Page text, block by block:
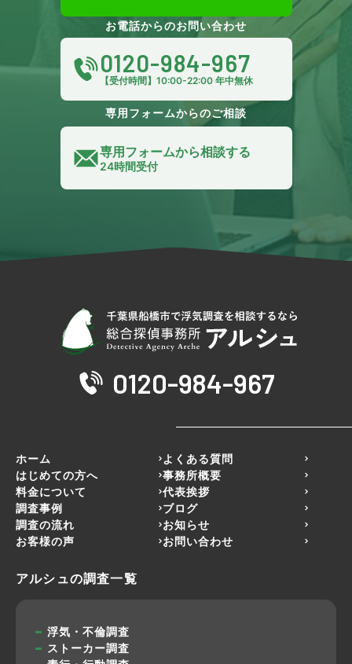
お電話からのお問い合わせ
0120-984-967
【受付時間】10:00-22:00 年中無休
専用フォームからのご相談
専用フォームから相談する
24時間受付
0120-984-967
ホーム
はじめての方へ
料金について
調査事例
調査の流れ
お客様の声
よくある質問
事務所概要
代表挨拶
ブログ
お知らせ
お問い合わせ
アルシュの調査一覧
浮気・不倫調査
ストーカー調査